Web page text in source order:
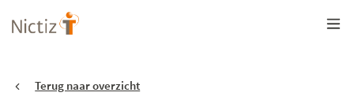
Overslaan
en
gaanTerug naar overzicht